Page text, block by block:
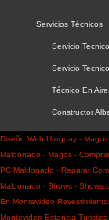
Servicios Técnicos
Servicio
Servicio
Técnico En
Constructor
Diseño Web Uruguay -
Maldonado - Magos -
PC Maldonado - Reparar
Maldonado - Shows - Shows
En Montevideo
Montevideo Estancia Turistica